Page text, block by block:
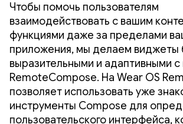
Чтобы помочь пользователям
взаимодействовать с вашим
функциями даже за пределами
приложения, мы делаем виджеты
выразительными и адаптивными
RemoteCompose. На Wear OS
позволяет использовать уже
инструменты Compose для
пользовательского интерфейса,